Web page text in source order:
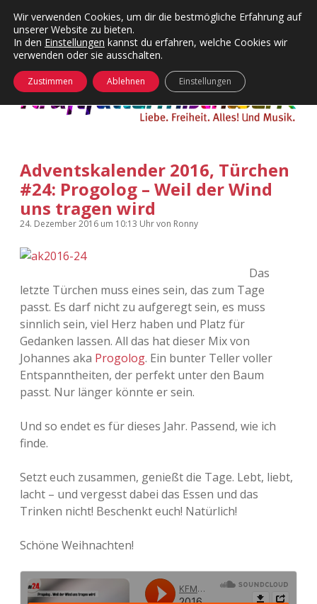
Kategorien
Menü
24 Hours Chilling
Die Wende
KFMW-Disco
kfmw.stuff
Täglicher Sinnwahn
Visuelles
Wandnotizen
KFMW-Disco
Dates
Contact
Adventskalender
Adventskalender 2012
Adventskalender 2013
Adventskalender 2014
Adventskalender 2017
Adventskalender 2018
Adventskalender 2019
Adventskalender 2020
öffnen
Adventskalender 2016, Türchen
#24: Progolog – Weil der Wind
uns tragen wird
24. Dezember 2016 um 10:13 Uhrvon Ronny
Das
letzte Türchen muss eines sein, das zum Tage
passt. Es darf nicht zu aufgeregt sein, es muss
sinnlich sein, viel Herz haben und Platz für
Gedanken lassen. All das hat dieser Mix von
Johannes aka Progolog. Ein bunter Teller voller
Entspanntheiten, der perfekt unter den Baum
passt. Nur länger könnte er sein.
Und so endet es für dieses Jahr. Passend, wie ich
finde.
Setzt euch zusammen, genießt die Tage. Lebt, liebt,
lacht – und vergesst dabei das Essen und das
Trinken nicht! Beschenkt euch! Natürlich!
Schöne Weihnachten!
Wir verwenden Cookies, um dir die bestmögliche Erfahrung auf
unserer Website zu bieten.
In den Einstellungen kannst du erfahren, welche Cookies wir
verwenden oder sie ausschalten.
Zustimmen Ablehnen Einstellungen